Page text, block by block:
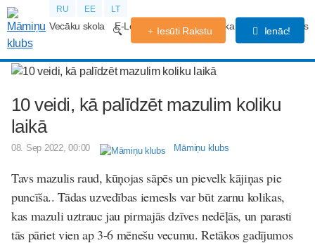
RU EE LT
Vecāku skola E-Lekcijas Grūtniecības kalendārs Forums
Iesūti Rakstu Ienāc!
10 veidi, kā palīdzēt mazulim koliku
laikā
08. Sep 2022, 00:00 Māmiņu klubs
Tavs mazulis raud, kūņojas sāpēs un pievelk kājiņas pie
puncīša.. Tādas uzvedības iemesls var būt zarnu kolikas,
kas mazuli uztrauc jau pirmajās dzīves nedēļās, un parasti
tās pāriet vien ap 3-6 mēnešu vecumu. Retākos gadījumos